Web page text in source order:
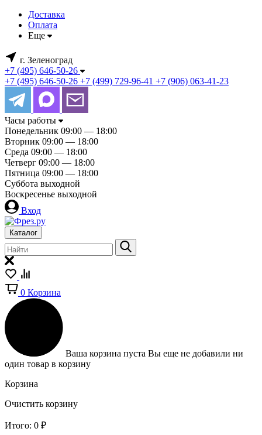
Доставка
Оплата
Еще
г. Зеленоград
+7 (495) 646-50-26
+7 (495) 646-50-26 +7 (499) 729-96-41 +7 (906) 063-41-23
Часы работы
Понедельник 09:00 — 18:00
Вторник 09:00 — 18:00
Среда 09:00 — 18:00
Четверг 09:00 — 18:00
Пятница 09:00 — 18:00
Суббота выходной
Воскресенье выходной
Вход
Каталог
0 Корзина
Ваша корзина пуста Вы еще не добавили ни
один товар в корзину
Корзина
Очистить корзину
Итого: 0 ₽